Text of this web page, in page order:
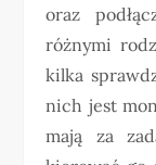
oraz
różnymi
kilka
nich jest
mają za